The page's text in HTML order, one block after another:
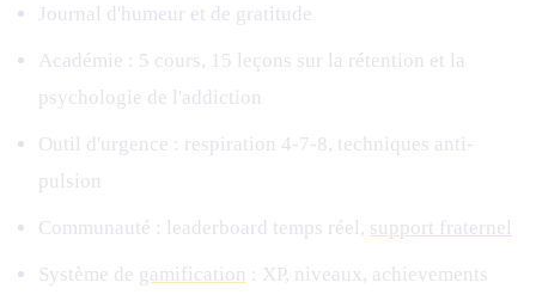
Journal d'humeur et de gratitude
Académie : 5 cours, 15 leçons sur la rétention et la
psychologie de l'addiction
Outil d'urgence : respiration 4-7-8, techniques anti-
pulsion
Communauté : leaderboard temps réel, support fraternel
Système de gamification : XP, niveaux, achievements